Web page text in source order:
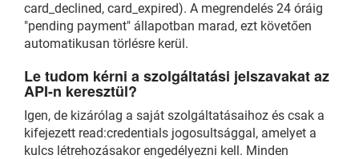
card_declined, card_expired). A megrendelés 24 óráig
"pending payment" állapotban marad, ezt követően
automatikusan törlésre kerül.
Le tudom kérni a szolgáltatási jelszavakat az
API-n keresztül?
Igen, de kizárólag a saját szolgáltatásaihoz és csak a
kifejezett read:credentials jogosultsággal, amelyet a
kulcs létrehozásakor engedélyezni kell. Minden